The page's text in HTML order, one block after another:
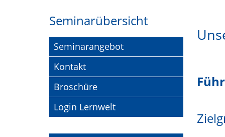
Seminarübersicht
Seminarangebot
Kontakt
Broschüre
Login Lernwelt